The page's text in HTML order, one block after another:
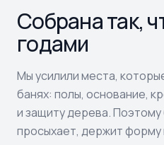
Собрана так,
годами
Мы усилили места,
банях: полы, основание,
и защиту дерева.
просыхает, держит форму